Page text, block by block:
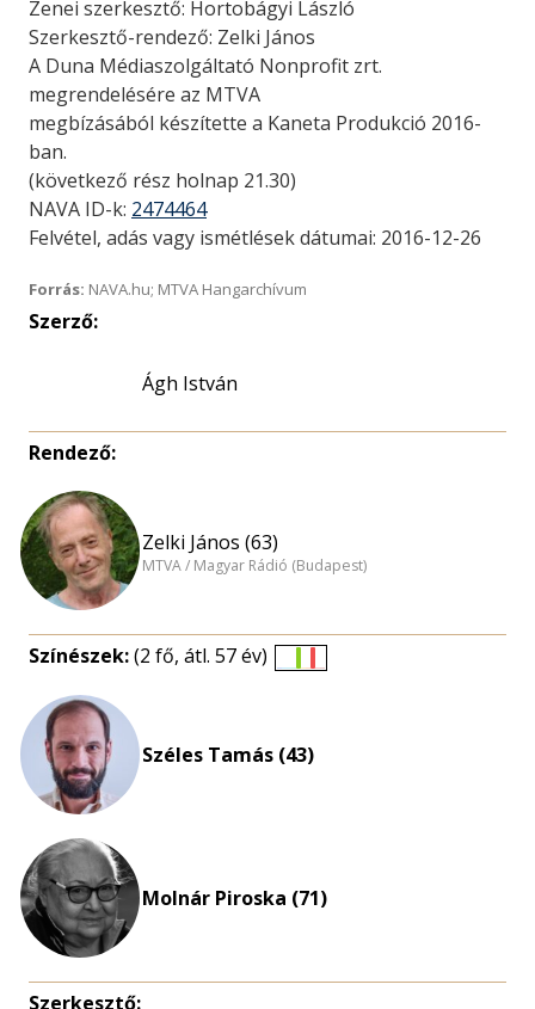
Zenei szerkesztő: Hortobágyi László
Szerkesztő-rendező: Zelki János
A Duna Médiaszolgáltató Nonprofit zrt.
megrendelésére az MTVA
megbízásából készítette a Kaneta Produkció 2016-
ban.
(következő rész holnap 21.30)
NAVA ID-k: 2474464
Felvétel, adás vagy ismétlések dátumai: 2016-12-26
Forrás: NAVA.hu; MTVA Hangarchívum
Szerző:
Ágh István
Rendező:
Zelki János (63)
MTVA / Magyar Rádió (Budapest)
Színészek:(2 fő, átl. 57 év)
Széles Tamás (43)
Molnár Piroska (71)
Szerkesztő: